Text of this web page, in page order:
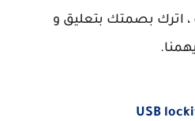
، اترك بصمتك بتعليق و
USB